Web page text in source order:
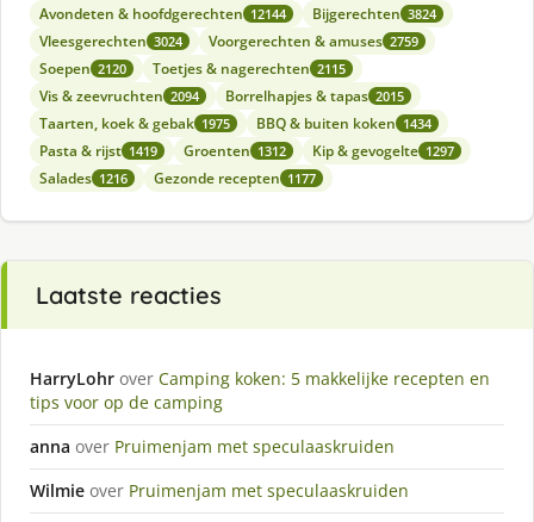
Avondeten & hoofdgerechten 12144 Bijgerechten 3824
Vleesgerechten 3024 Voorgerechten & amuses 2759
Soepen 2120 Toetjes & nagerechten 2115
Vis & zeevruchten 2094 Borrelhapjes & tapas 2015
Taarten, koek & gebak 1975 BBQ & buiten koken 1434
Pasta & rijst 1419 Groenten 1312 Kip & gevogelte 1297
Salades 1216 Gezonde recepten 1177
Laatste reacties
HarryLohr over Camping koken: 5 makkelijke recepten en
tips voor op de camping
anna over Pruimenjam met speculaaskruiden
Wilmie over Pruimenjam met speculaaskruiden